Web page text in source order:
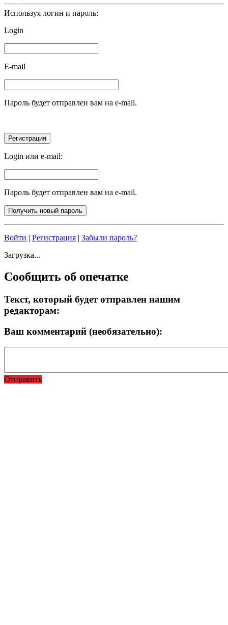
Используя логин и пароль:
Login
E-mail
Пароль будет отправлен вам на e-mail.
Login или e-mail:
Пароль будет отправлен вам на e-mail.
Войти Регистрация
Забыли пароль?
Загрузка...
Сообщить об опечатке
Текст, который будет отправлен нашим
редакторам:
Ваш комментарий (необязательно):
Отправить